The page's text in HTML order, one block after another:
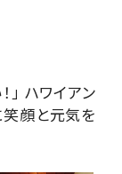
」 ハワイアン
顔と元気を